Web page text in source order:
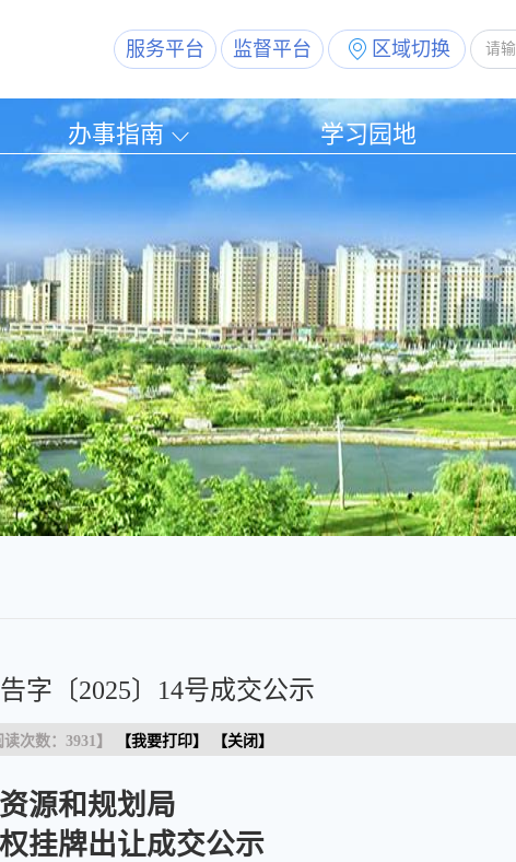
服务平台 监督平台 区域切换
办事指南 学习园地
字〔2025〕14号成交公示
次数： 3931 】 【我要打印】 【关闭 】
源和规划局
挂牌出让成交公示